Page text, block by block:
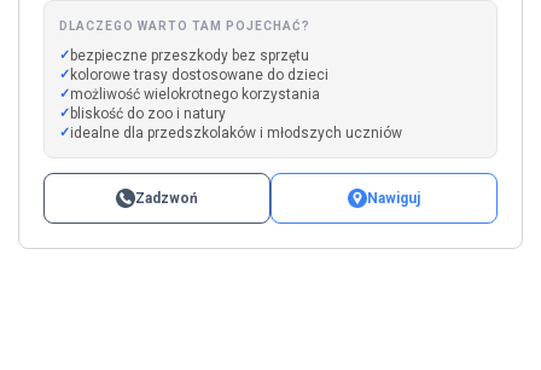
DLACZEGO WARTO TAM POJECHAĆ?
bezpieczne przeszkody bez sprzętu
kolorowe trasy dostosowane do dzieci
możliwość wielokrotnego korzystania
bliskość do zoo i natury
idealne dla przedszkolaków i młodszych uczniów
Zadzwoń Nawiguj